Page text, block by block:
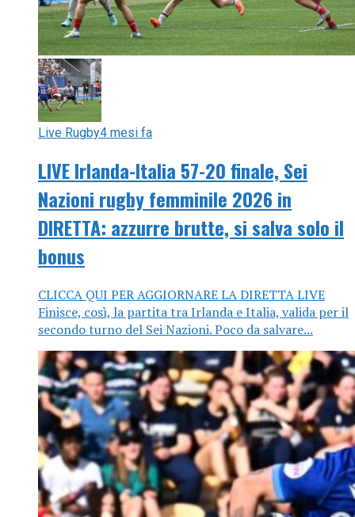
Live Rugby4 mesi fa
LIVE Irlanda-Italia 57-20 finale, Sei
Nazioni rugby femminile 2026 in
DIRETTA: azzurre brutte, si salva solo il
bonus
CLICCA QUI PER AGGIORNARE LA DIRETTA LIVE
Finisce, così, la partita tra Irlanda e Italia, valida per il
secondo turno del Sei Nazioni. Poco da salvare...